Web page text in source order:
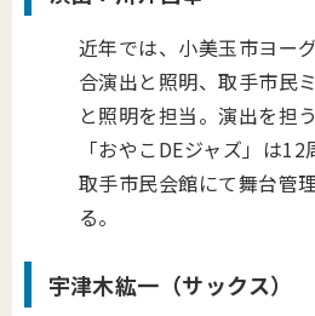
近年では、小美玉市ヨー
合演出と照明、取手市民
と照明を担当。演出を担
「おやこDEジャズ」は
取手市民会館にて舞台管
る。
宇津木紘一（サックス）